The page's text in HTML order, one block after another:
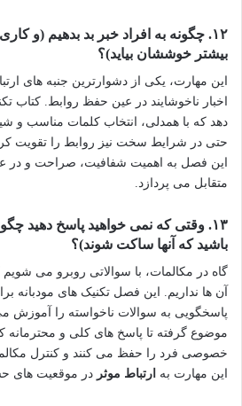
۱۲. چگونه به افراد خبر بد بدهیم (و
بیشتر خوششان بیاید)؟
این مهارت، یکی از دشوارترین جنبه های
اخبار ناخوشایند در عین حفظ روابط. کتاب
دهد که با همدلی، انتخاب کلمات مناسب و
حتی در شرایط سخت نیز روابط را تقویت
این فصل به اهمیت شفافیت، صراحت و در
متقابل می پردازد.
۱۳. وقتی که نمی خواهید پاسخ دهید
باشید که آنها ساکت شوند)؟
گاه در مکالمات، با سوالاتی روبرو می شویم
آن ها نداریم. این فصل تکنیک های مودبانه
پاسخگویی به سوالات ناخواسته را آموزش می
موضوع گرفته تا پاسخ های کلی و محترمانه
خصوصی فرد را حفظ می کنند و کنترل
این مهارت به ارتباط موثر در موقعیت های